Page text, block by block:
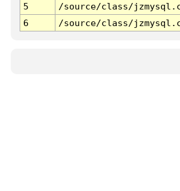
5
/source/class/
6
/source/class/